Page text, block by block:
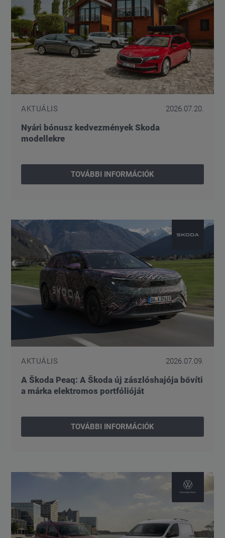
AKTUÁLIS 2026.07.20.
Nyári bónusz kedvezmények Skoda
modellekre
TOVÁBBI INFORMÁCIÓK
AKTUÁLIS 2026.07.09.
A Škoda Peaq: A Škoda új zászlóshajója bővíti
a márka elektromos portfólióját
TOVÁBBI INFORMÁCIÓK